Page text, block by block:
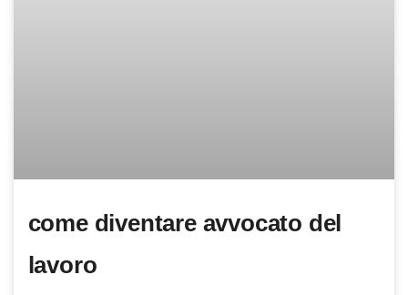
come diventare avvocato del
lavoro